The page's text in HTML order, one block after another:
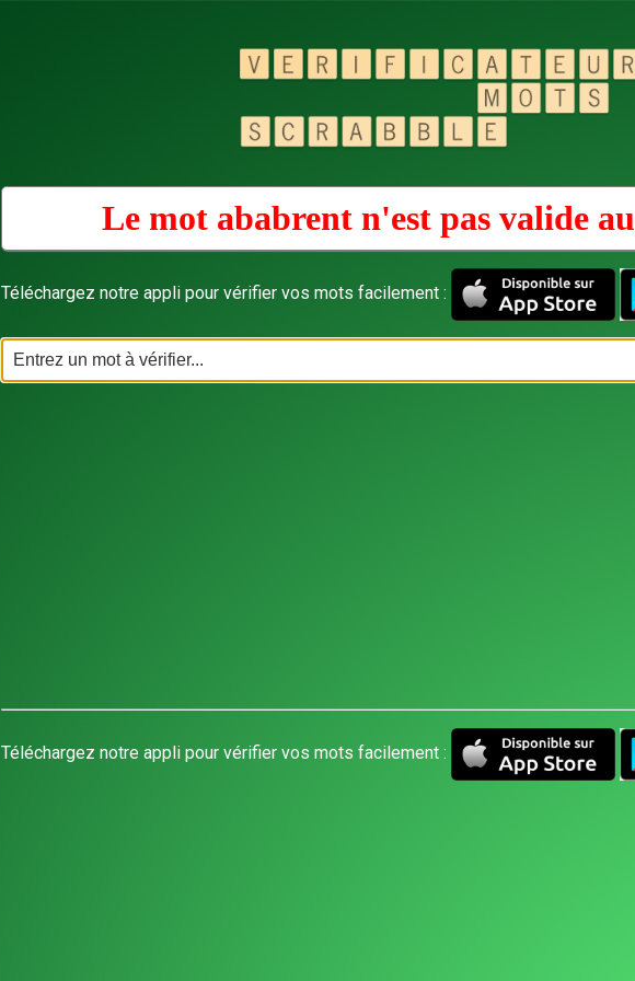
Le mot ababrent n'est pas valide au
Téléchargez notre appli pour vérifier vos mots facilement :
Téléchargez notre appli pour vérifier vos mots facilement :